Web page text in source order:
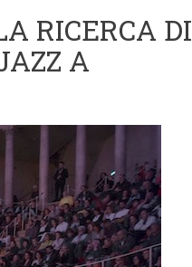
RICERCA DI
A